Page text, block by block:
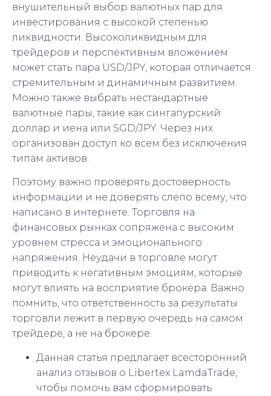
внушительный выбор валютных пар для
инвестирования с высокой степенью
ликвидности. Высоколиквидным для
трейдеров и перспективным вложением
может стать пара USD/JPY, которая отличается
стремительным и динамичным развитием.
Можно также выбрать нестандартные
валютные пары, такие как сингапурский
доллар и иена или SGD/JPY. Через них
организован доступ ко всем без исключения
типам активов.
Поэтому важно проверять достоверность
информации и не доверять слепо всему, что
написано в интернете. Торговля на
финансовых рынках сопряжена с высоким
уровнем стресса и эмоционального
напряжения. Неудачи в торговле могут
приводить к негативным эмоциям, которые
могут влиять на восприятие брокера. Важно
помнить, что ответственность за результаты
торговли лежит в первую очередь на самом
трейдере, а не на брокере.
Данная статья предлагает всесторонний
анализ отзывов о Libertex LamdaTrade,
чтобы помочь вам сформировать